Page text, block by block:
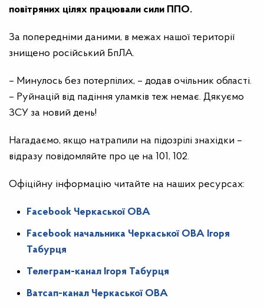
повітряних цілях працювали сили ППО.
За попередніми даними, в межах нашої території
знищено російський БпЛА.
– Минулось без потерпілих, – додав очільник області.
– Руйнацій від падіння уламків теж немає. Дякуємо
ЗСУ за новий день!
Нагадаємо, якщо натрапили на підозрілі знахідки –
відразу повідомляйте про це на 101, 102.
Офіційну інформацію читайте на наших ресурсах:
Facebook Черкаської ОВА
Facebook начальника Черкаської ОВА Ігоря
Табурця
Телеграм-канал Ігоря Табурця
Ватсап-канал Черкаської ОВА